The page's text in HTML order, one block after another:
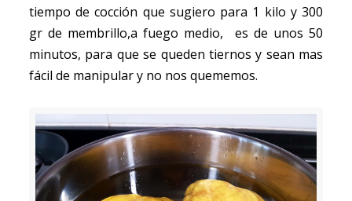
tiempo de cocción que sugiero para 1 kilo y 300
gr de membrillo,a fuego medio, es de unos 50
minutos, para que se queden tiernos y sean mas
fácil de manipular y no nos quememos.